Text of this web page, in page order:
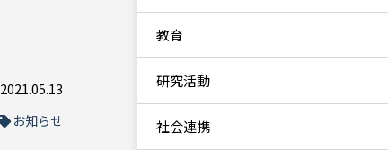
2021.05.13
お知らせ
教育
研究活動
社会連携